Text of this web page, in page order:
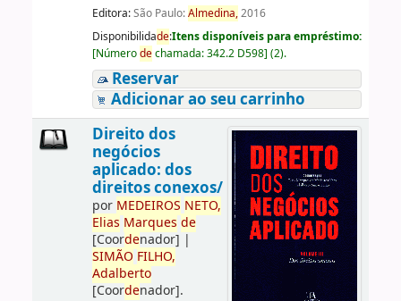
Editora:São Paulo:Almedina,2016
Disponibilidade:Itens disponíveis para empréstimo:
[Númerodechamada:342.2 D598] (2).
Reservar
Adicionar ao seu carrinho
Direito dos
negócios
aplicado: dos
direitos conexos/
por MEDEIROS NETO,
Elias Marques de
[Coordenador] |
SIMÃO FILHO,
Adalberto
[Coordenador].